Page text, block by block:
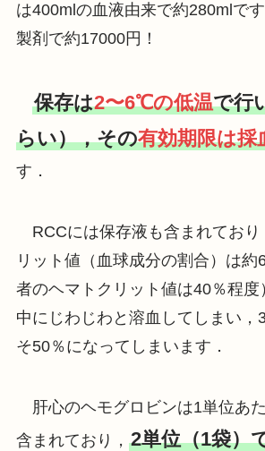
は400mlの血液由来で約280mlで
製剤で約17000円！
保存は2〜6℃の低温で行
らい），その有効期限は採
す．
RCCには保存液も含まれており
リット値（血球成分の割合）は約
者のヘマトクリット値は40％程
中にじわじわと溶血してしまい，
そ50％になってしまいます．
肝心のヘモグロビンは1単位あ
含まれており， 2単位（1袋）